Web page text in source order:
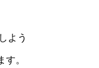
よう
。